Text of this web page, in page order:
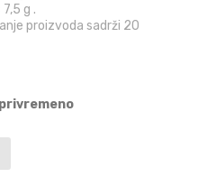
g .
proizvoda sadrži 20